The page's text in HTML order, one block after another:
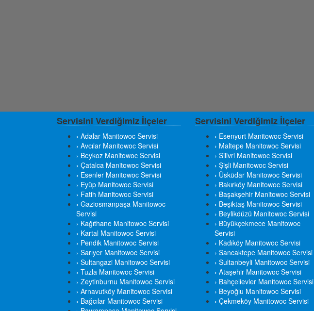
Servisini Verdiğimiz İlçeler
› Adalar Manitowoc Servisi
› Avcılar Manitowoc Servisi
› Beykoz Manitowoc Servisi
› Çatalca Manitowoc Servisi
› Esenler Manitowoc Servisi
› Eyüp Manitowoc Servisi
› Fatih Manitowoc Servisi
› Gaziosmanpaşa Manitowoc
Servisi
› Kağıthane Manitowoc Servisi
› Kartal Manitowoc Servisi
› Pendik Manitowoc Servisi
› Sarıyer Manitowoc Servisi
› Sultangazi Manitowoc Servisi
› Tuzla Manitowoc Servisi
› Zeytinburnu Manitowoc Servisi
› Arnavutköy Manitowoc Servisi
› Bağcılar Manitowoc Servisi
Servisini Verdiğimiz İlçeler
› Esenyurt Manitowoc Servisi
› Maltepe Manitowoc Servisi
› Silivri Manitowoc Servisi
› Şişli Manitowoc Servisi
› Üsküdar Manitowoc Servisi
› Bakırköy Manitowoc Servisi
› Başakşehir Manitowoc Servisi
› Beşiktaş Manitowoc Servisi
› Beylikdüzü Manitowoc Servisi
› Büyükçekmece Manitowoc
Servisi
› Kadıköy Manitowoc Servisi
› Sancaktepe Manitowoc Servisi
› Sultanbeyli Manitowoc Servisi
› Ataşehir Manitowoc Servisi
› Bahçelievler Manitowoc Servisi
› Beyoğlu Manitowoc Servisi
› Çekmeköy Manitowoc Servisi